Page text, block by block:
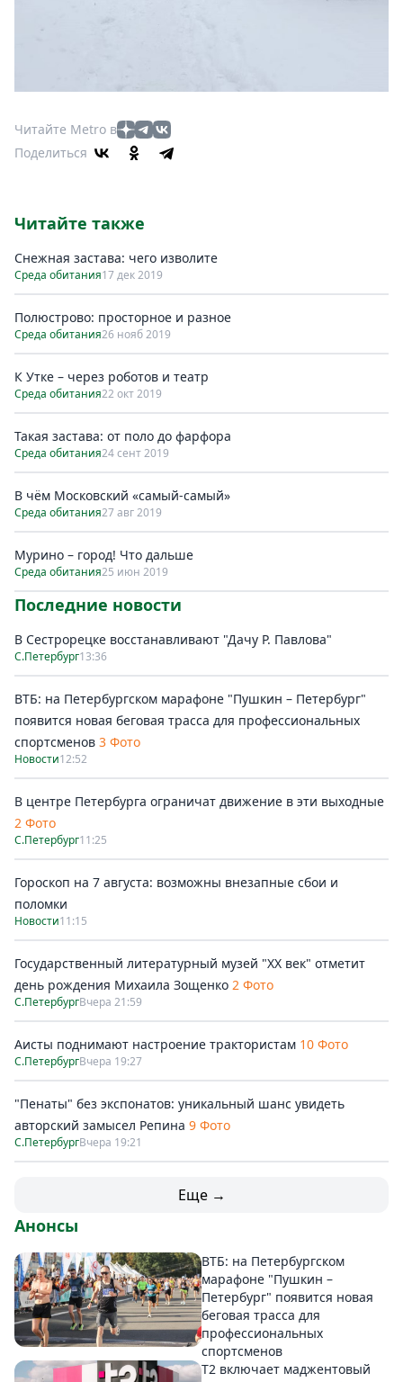
Читайте Metro в
Поделиться
Читайте также
Снежная застава: чего изволите
Среда обитания17 дек 2019
Полюстрово: просторное и разное
Среда обитания26 нояб 2019
К Утке – через роботов и театр
Среда обитания22 окт 2019
Такая застава: от поло до фарфора
Среда обитания24 сент 2019
В чём Московский «самый-самый»
Среда обитания27 авг 2019
Мурино – город! Что дальше
Среда обитания25 июн 2019
Последние новости
В Сестрорецке восстанавливают "Дачу Р. Павлова"
С.Петербург13:36
ВТБ: на Петербургском марафоне "Пушкин – Петербург"
появится новая беговая трасса для профессиональных
спортсменов 3 Фото
Новости12:52
В центре Петербурга ограничат движение в эти выходные
2 Фото
С.Петербург11:25
Гороскоп на 7 августа: возможны внезапные сбои и
поломки
Новости11:15
Государственный литературный музей "ХХ век" отметит
день рождения Михаила Зощенко 2 Фото
С.ПетербургВчера 21:59
Аисты поднимают настроение трактористам 10 Фото
С.ПетербургВчера 19:27
"Пенаты" без экспонатов: уникальный шанс увидеть
авторский замысел Репина 9 Фото
С.ПетербургВчера 19:21
Еще →
Анонсы
ВТБ: на Петербургском
марафоне "Пушкин –
Петербург" появится новая
беговая трасса для
профессиональных
спортсменов
Т2 включает маджентовый